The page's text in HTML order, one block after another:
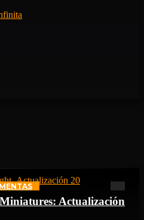
Actualización